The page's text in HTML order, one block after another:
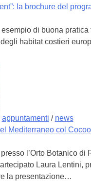
la brochure del
di buona
habitat costieri
appuntamenti / news
Mediterraneo col
l’Orto Botanico
Laura Lentini,
la presentazione…